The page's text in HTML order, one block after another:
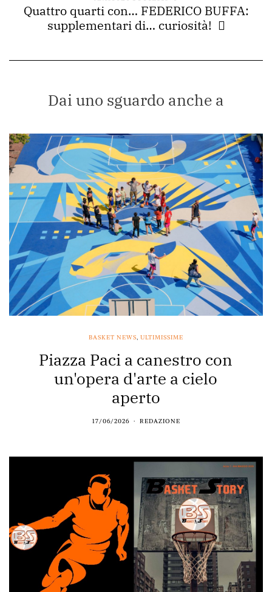
Quattro quarti con… FEDERICO BUFFA:
supplementari di… curiosità!
Dai uno sguardo anche a
BASKET NEWS, ULTIMISSIME
Piazza Paci a canestro con
un'opera d'arte a cielo
aperto
17/06/2026 REDAZIONE